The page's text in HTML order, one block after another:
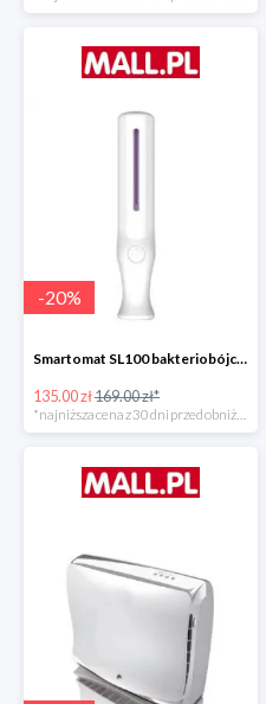
-20%
Smartomat SL100 bakteriobójcza lampa UV -20%
135.00 zł169.00 zł*